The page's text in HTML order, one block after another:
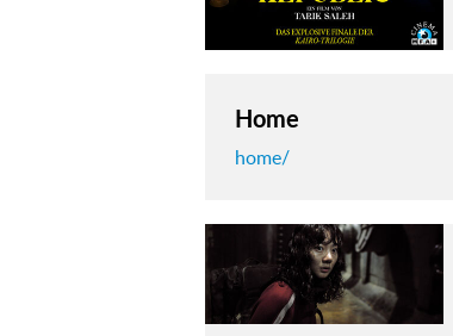
Home
home/